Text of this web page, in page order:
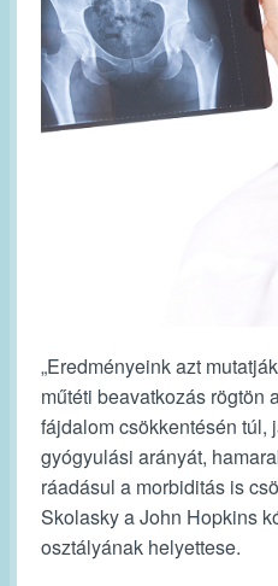
„Eredményeink azt
műtéti beavatkozás rögtön
fájdalom csökkentésén túl,
gyógyulási arányát,
ráadásul a morbiditás is
Skolasky a John Hopkins
osztályának helyettese.